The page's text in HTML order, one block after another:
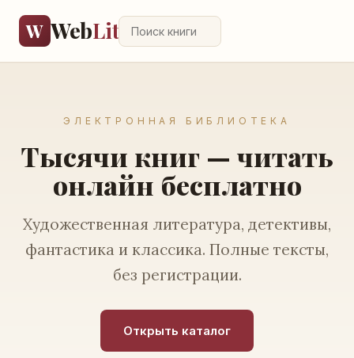
W WebLit
ЭЛЕКТРОННАЯ БИБЛИОТЕКА
Тысячи книг — читать
онлайн бесплатно
Художественная литература, детективы,
фантастика и классика. Полные тексты,
без регистрации.
Открыть каталог